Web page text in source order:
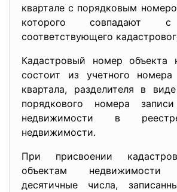
квартале с порядковым
которого совпадают с
соответствующего
Кадастровый номер объекта
состоит из учетного номера
квартала, разделителя в
порядкового номера
недвижимости в
недвижимости.
При присвоении
объектам недвижимости
десятичные числа,